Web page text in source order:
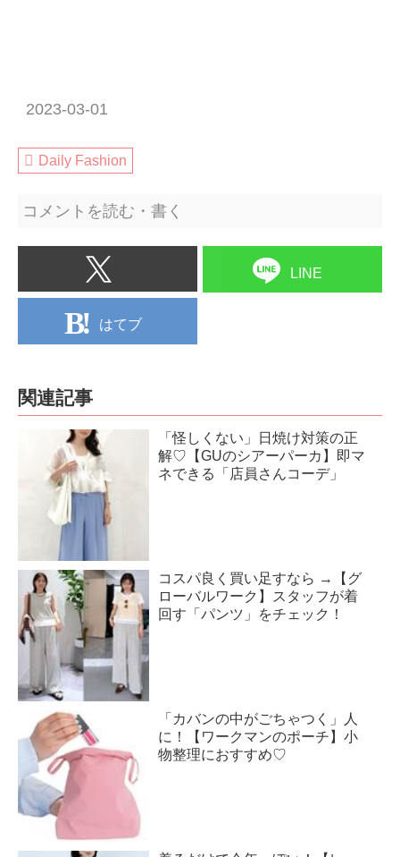
2023-03-01
Daily Fashion
コメントを読む・書く
LINE
はてブ
関連記事
「怪しくない」日焼け対策の正
解♡【GUのシアーパーカ】即マ
ネできる「店員さんコーデ」
コスパ良く買い足すなら →【グ
ローバルワーク】スタッフが着
回す「パンツ」をチェック！
「カバンの中がごちゃつく」人
に！【ワークマンのポーチ】小
物整理におすすめ♡